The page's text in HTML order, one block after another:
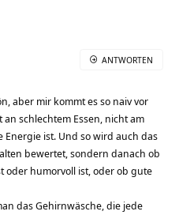
aber mir kommt es so naiv vor
schlechtem Essen, nicht am
Energie ist. Und so wird auch das
bewertet, sondern danach ob
oder humorvoll ist, oder ob gute
das Gehirnwäsche, die jede
ANTWORTEN